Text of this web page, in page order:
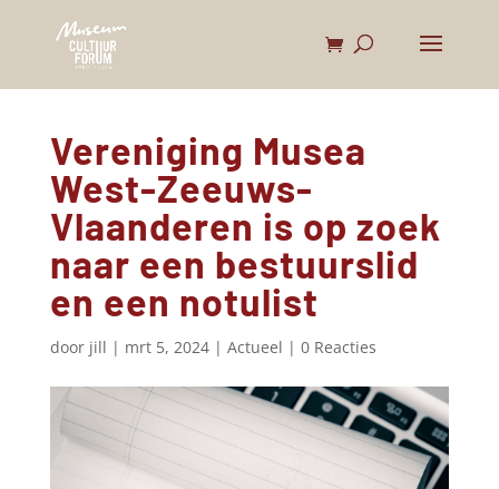
Vereniging Musea
West-Zeeuws-
Vlaanderen is op zoek
naar een bestuurslid
en een notulist
door jill | mrt 5, 2024| Actueel | 0 Reacties